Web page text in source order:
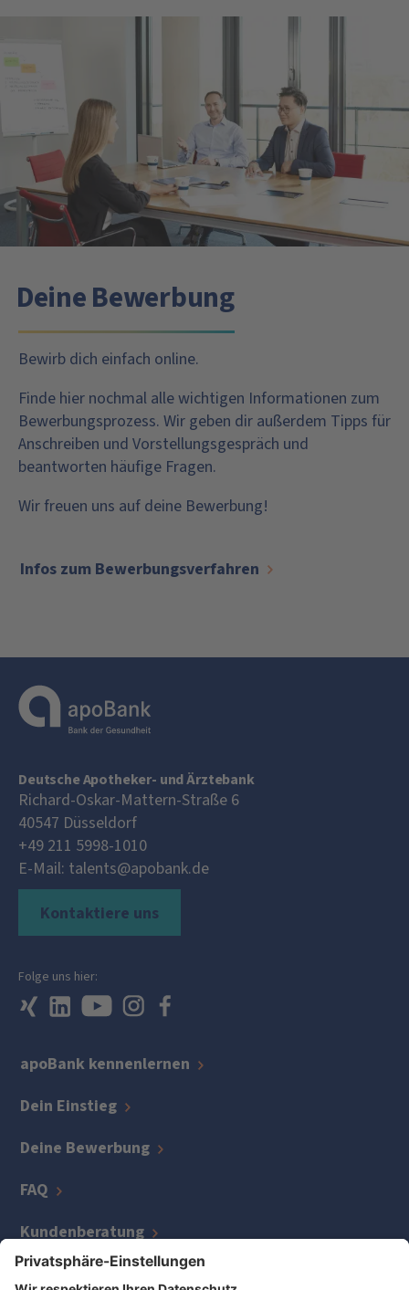
Deine Bewerbung
Bewirb dich einfach online.
Finde hier nochmal alle wichtigen Informationen zum
Bewerbungsprozess. Wir geben dir außerdem Tipps für
Anschreiben und Vorstellungsgespräch und
beantworten häufige Fragen.
Wir freuen uns auf deine Bewerbung!
Infos zum Bewerbungsverfahren
Deutsche Apotheker- und Ärztebank
Richard-Oskar-Mattern-Straße 6
40547 Düsseldorf
+49 211 5998-1010
E-Mail: talents@apobank.de
apoBank kennenlernen
Dein Einstieg
Deine Bewerbung
FAQ
Kundenberatung
IT
Kontaktiere uns
Folge uns hier: